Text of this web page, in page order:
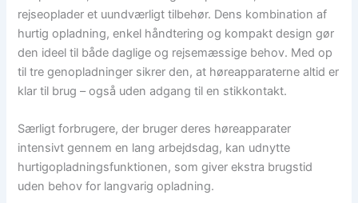
rejseoplader et uundværligt tilbehør. Dens kombination af
hurtig opladning, enkel håndtering og kompakt design gør
den ideel til både daglige og rejsemæssige behov. Med op
til tre genopladninger sikrer den, at høreapparaterne altid er
klar til brug – også uden adgang til en stikkontakt.
Særligt forbrugere, der bruger deres høreapparater
intensivt gennem en lang arbejdsdag, kan udnytte
hurtigopladningsfunktionen, som giver ekstra brugstid
uden behov for langvarig opladning.